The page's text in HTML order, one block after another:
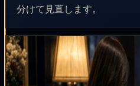
分けて見直します。